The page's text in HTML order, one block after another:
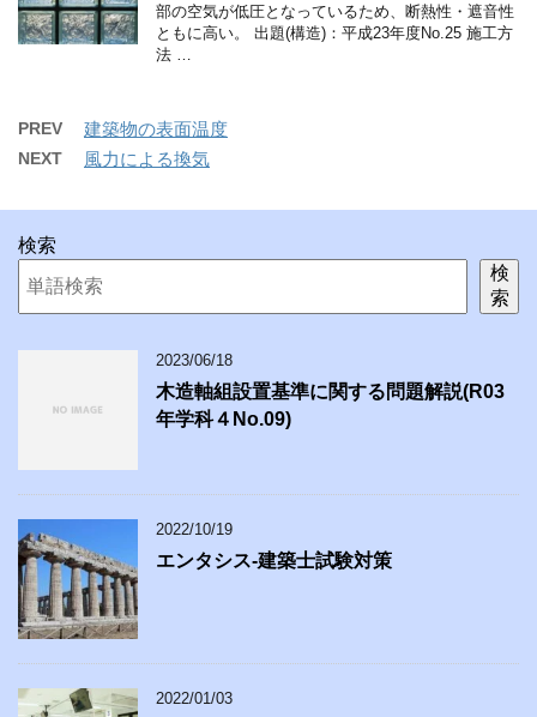
部の空気が低圧となっているため、断熱性・遮音性
ともに高い。 出題(構造)：平成23年度No.25 施工方
法 …
PREV 建築物の表面温度
NEXT 風力による換気
検索
検
索
2023/06/18
木造軸組設置基準に関する問題解説(R03
年学科４No.09)
2022/10/19
エンタシス-建築士試験対策
2022/01/03